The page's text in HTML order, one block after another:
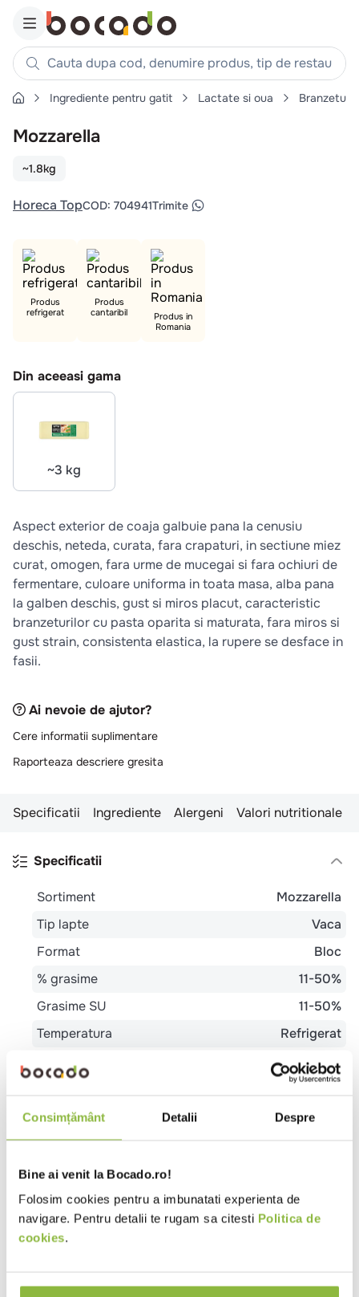
Consimțământ Detalii Despre
Bine ai venit la Bocado.ro!
Folosim cookies pentru a imbunatati experienta de
navigare. Pentru detalii te rugam sa citesti Politica de
cookies.
Cauta dupa cod, denumire produs, tip de restaurant,
Căutări populare
1. cartofi
piept pui
4. chifle
. coaste
. ceafa
aripi
10
Ingrediente pentru gatit Lactate si oua Branzeturi
Mozzarella
~1.8kg
Horeca TopCOD: 704941Trimite
Produs
refrigerat
Produs
cantaribil
Produs in
Romania
Din aceeasi gama
~3 kg
Aspect exterior de coaja galbuie pana la cenusiu
deschis, neteda, curata, fara crapaturi, in sectiune miez
curat, omogen, fara urme de mucegai si fara ochiuri de
fermentare, culoare uniforma in toata masa, alba pana
la galben deschis, gust si miros placut, caracteristic
branzeturilor cu pasta oparita si maturata, fara miros si
gust strain, consistenta elastica, la rupere se desface in
fasii.
Ai nevoie de ajutor?
Cere informatii suplimentare
Raporteaza descriere gresita
Specificatii Ingrediente Alergeni Valori nutritionale
Specificatii
Sortiment
Mozzarella
Tip lapte
Vaca
Format
Bloc
% grasime
11-50%
Grasime SU
11-50%
Temperatura
Refrigerat
FSSC 22000
ISO 9001
Romania
Ambalaj
Folie
Tip
Bistro Burgerie
Restaurant Romanesc
Trattoria Unitate de cazare - mic dejun
Potrivit
pentru
Mic dejun Pranz Cina Meniu festiv
Ingrediente